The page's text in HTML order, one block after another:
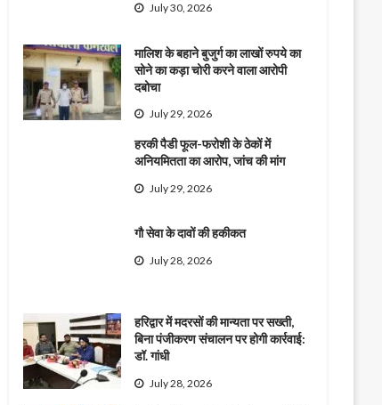
July 30, 2026
मालिश के बहाने बुजुर्ग का लाखों रुपये का
सोने का कड़ा चोरी करने वाला आरोपी
दबोचा
July 29, 2026
हरकी पैडी फूल-फरोशी के ठेकों में
अनियमितता का आरोप, जांच की मांग
July 29, 2026
गौ सेवा के दावों की हकीकत
July 28, 2026
हरिद्वार में मदरसों की मान्यता पर सख्ती,
बिना पंजीकरण संचालन पर होगी कार्रवाई:
डॉ. गांधी
July 28, 2026